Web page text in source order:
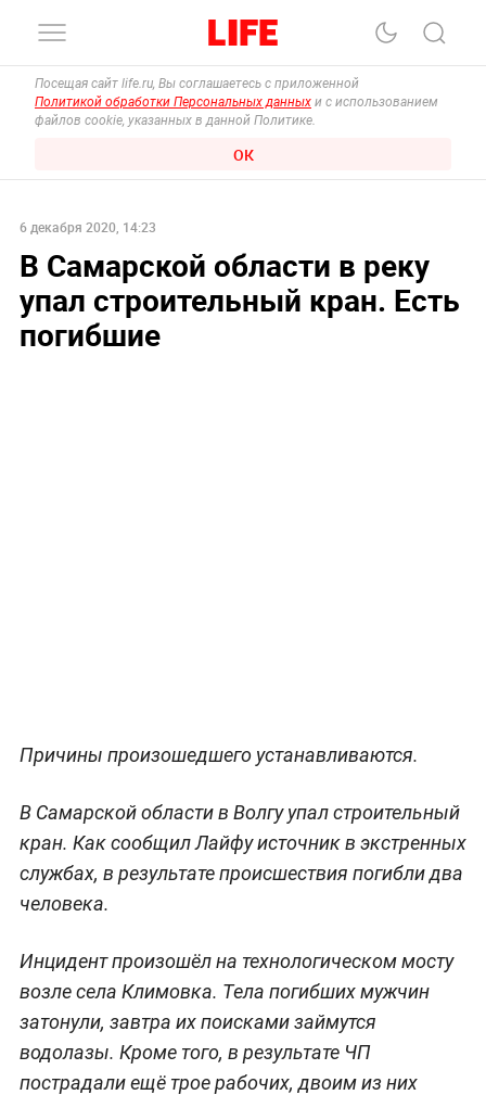
Посещая сайт life.ru, Вы соглашаетесь с приложенной
Политикой обработки Персональных данных и с использованием
файлов cookie, указанных в данной Политике.
ОК
6 декабря 2020, 14:23
В Самарской области в реку
упал строительный кран. Есть
погибшие
Причины произошедшего устанавливаются.
В Самарской области в Волгу упал строительный
кран. Как сообщил Лайфу источник в экстренных
службах, в результате происшествия погибли два
человека.
Инцидент произошёл на технологическом мосту
возле села Климовка. Тела погибших мужчин
затонули, завтра их поисками займутся
водолазы. Кроме того, в результате ЧП
пострадали ещё трое рабочих, двоим из них